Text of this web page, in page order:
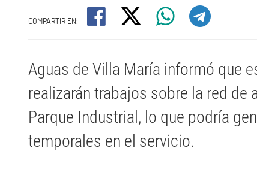
COMPARTIR EN:
Aguas de Villa María informó que
realizarán trabajos sobre la red de
Parque Industrial, lo que podría
temporales en el servicio.